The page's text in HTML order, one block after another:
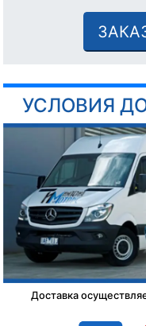
УСЛОВИЯ
Доставка